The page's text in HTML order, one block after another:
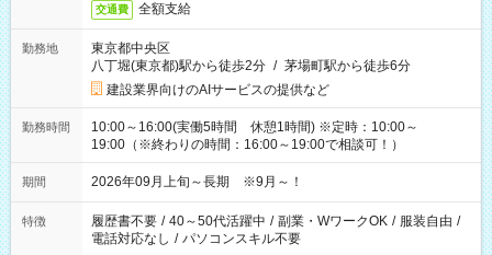
交通費 全額支給
勤務地
東京都中央区
八丁堀(東京都)駅から徒歩2分 / 茅場町駅から徒歩6分
建設業界向けのAIサービスの提供など
勤務時間
10:00～16:00(実働5時間 休憩1時間) ※定時：10:00～
19:00（※終わりの時間：16:00～19:00で相談可！）
期間 2026年09月上旬～長期 ※9月～！
特徴 履歴書不要 / 40～50代活躍中 / 副業・WワークOK / 服装自由 /
電話対応なし / パソコンスキル不要